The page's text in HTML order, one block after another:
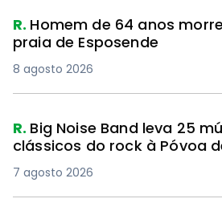
R. Homem de 64 anos
praia de Esposende
8 agosto 2026
R. Big Noise Band leva 25
clássicos do rock à Póvoa
7 agosto 2026